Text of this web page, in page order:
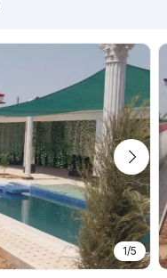
1/5